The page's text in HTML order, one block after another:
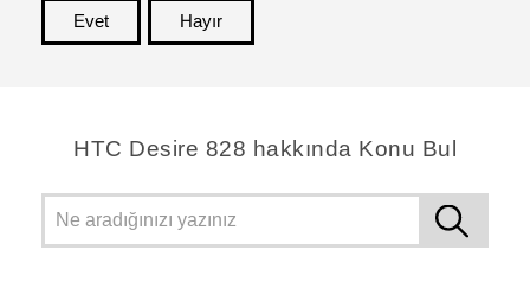
Evet
Hayır
HTC Desire 828 hakkında Konu Bul